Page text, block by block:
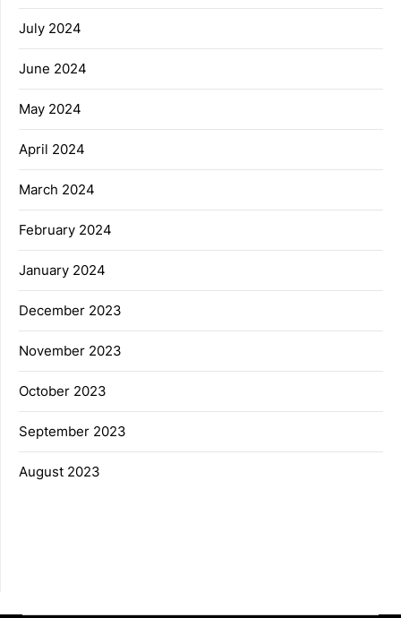
July 2024
June 2024
May 2024
April 2024
March 2024
February 2024
January 2024
December 2023
November 2023
October 2023
September 2023
August 2023